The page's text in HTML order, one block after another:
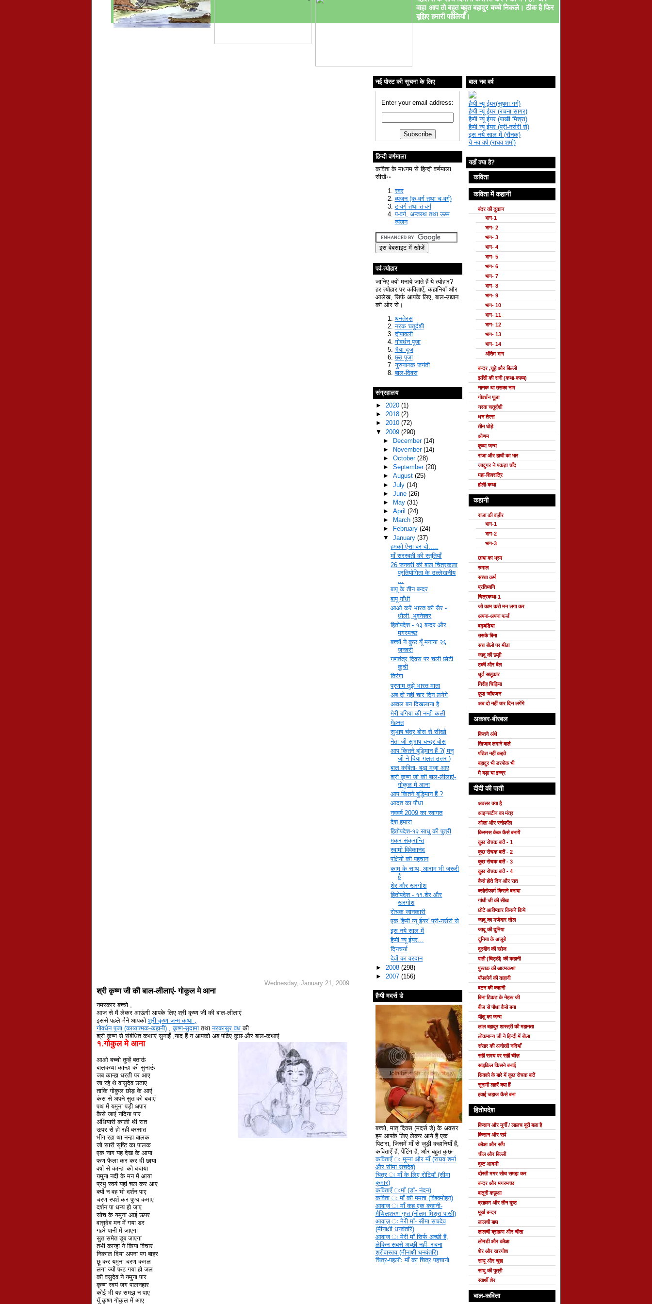
वाह! आप तो बहुत बहुत बहादुर बच्चे निकले। ठीक है फिर
बूझिए हमारी पहेलियाँ।
Wednesday, January 21, 2009
श्री कृष्ण जी की बाल-लीलाएं- गोकुल मे आना
नमस्कार बच्चो ,
आज से मै लेकर आऊंगी आपके लिए श्री कृष्ण जी की बाल-लीलाएं
इससे पहले मैने आपकोश्री-कृष्ण जन्म-कथा ,
गोवर्धन पूजा (काव्यात्मक-कहानी),कृष्ण-सुदामातथानरकासुर वधकी
श्री कृष्ण से संबंधित कथाएं सुनाईं ,याद हैं न आपको अब पढिए कुछ और बाल-कथाएं
१.गोकुल मे आना
आओ बच्चो तुम्हें बताऊं
बालकथा कान्हा की सुनाऊं
जब कान्हा धरती पर आए
जा रहे थे वासुदेव उठाए
ताकि गोकुल छोड़ के आएं
कंस से अपने सुत को बचाएं
पथ में यमुना पड़ी अपार
कैसे जाएं नदिया पार
अंधियारी काली थी रात
ऊपर से हो रही बरसात
भीग रहा था नन्हा बालक
जो सारी सृष्टि का पालक
एक नाग यह देख के आया
फण फैला कर कर दी छाया
वर्षा से कान्हा को बचाया
यमुना नदी के मन में आया
प्रभु स्वयं यहां चल कर आए
क्यों न वह भी दर्शन पाए
चरण स्पर्श कर पुण्य कमाए
दर्शन पा धन्य हो जाए
सोच के यमुना आई ऊपर
वासुदेव मन में गया डर
गहरे पानी में जाएगा
सुत समेत डूब जाएगा
तभी कान्हा ने किया विचार
निकाल दिया अपना पग बाहर
छू कर यमुना चरण कमल
लगा ज्यों फट गया हो जल
की वसुदेव ने यमुना पार
कृष्ण स्वयं जग पालनहार
कोई भी यह समझ न पाए
यूँ कृष्ण गोकुल में आए
नई पोस्ट की सूचना के लिए
Enter your email address:
हिन्दी वर्णमाला
कविता के माध्यम से हिन्दी वर्णमाला
सीखें॰॰
स्वर
व्यंजन (क-वर्ग तथा च-वर्ग)
ट-वर्ग तथा त-वर्ग
प-वर्ग, अन्तस्थ तथा ऊष्म
व्यंजन
पर्व-त्योहार
जानिए क्यों मनाये जाते हैं ये त्योहार?
हर त्योहार पर कविताएँ, कहानियाँ और
आलेख, सिर्फ आपके लिए, बाल-उद्यान
की ओर से।
धनतेरस
नरक चतुर्दशी
दीपावली
गोवर्धन पूजा
भैया दूज
छठ पूजा
गुरुनानक जयंती
बाल-दिवस
संग्रहालय
► 2020 (1)
► 2018 (2)
► 2010 (72)
▼ 2009 (290)
►
December (14)
►
November (14)
► October (28)
► September (20)
► August (25)
► July (14)
► June (26)
►
May (31)
► April (24)
►
March (33)
►
February (24)
▼ January (37)
हमको ऐसा वर दो.....
माँ सरस्वती की स्तुतियाँ
26 जनवरी की बाल चित्रकला
प्रतियोगिता के उल्लेखनीय
...
बापू के तीन बन्दर
बापू गाँधी
आओ करें भारत की सैर -
धौली, भुवनेश्‍वर
हितोपदेश - १३ बन्दर और
मगरमच्छ
बच्चों ने कुछ यूँ मनाया २६
जनवरी
गणतंत्र दिवस पर चली छोटी
कूची
तिरंगा
प्रणाम तुझे भारत माता
अब दो नही चार दिन लगेगे
अव्‍वल बन दिखलाना है
मेरी बगिया की नन्ही कली
मेहनत
सुभाष चंद्र बोस से सीखो
नेता जी सुभाष चन्द्र बोस
आप कितने बुद्धिमान हैं ?( मनु
जी ने दिया ग़लत उत्तर )
बाल कविता- बड़ा मज़ा आए
श्री कृष्ण जी की बाल-लीलाएं-
गोकुल मे आना
आप कितने बुद्धिमान हैं ?
आदत का पौधा
नववर्ष 2009 का स्वागत
देश हमारा
हितोपदेश-१२ साधु की पुत्री
मकर संक्रान्ति
स्वामी विवेकानंद
पक्षियों की पहचान
काम के साथ, आराम भी जरूरी
है
शेर और खरगोश
हितोपदेश - ११.शेर और
खरगोश
रोचक जानकारी
एक 'हैप्पी न्यू ईयर' प्री-नर्सरी से
इस नये साल में
हैप्पी न्यू ईयर...
दिनचर्या
देवों का वरदान
► 2008 (298)
► 2007 (156)
हैप्पी मदर्स डे
बच्चो, मातृ दिवस (मदर्स डे) के अवसर
हम आपके लिए लेकर आये हैं एक
पिटारा, जिसमें माँ से जुड़ी कहानियाँ हैं,
कविताएँ हैं, पेंटिंग हैं, और बहुत कुछ-
कविताएँ ‍ः मुन्ना और माँ (राघव शर्मा
और सीमा सचदेव)
चित्र ‍ः माँ के लिए रोटियाँ (सीमा
कुमार)
कविताएँ ‍ःमाँ (डॉ॰ नंदन)
कविता ‍ः माँ की ममता (विश्वमोहन)
आवाज़ ‍ः माँ कह एक कहानी-
मैथिलशरण गुप्त (नीलम मिश्रा-पाखी)
आवाज़ ‍ः मेरी माँ- सीमा सचदेव
(मीनाक्षी धनवंतरि)
आवाज़ ‍ः मेरी माँ सिर्फ अच्छी हैं,
लेकिन सबसे अच्छी नहीं- रचना
श्रीवास्तव (मीनाक्षी धनवंतरि)
चित्र-पहलीः माँ का चित्र पहचानो
बाल नव वर्ष
हैप्पी न्यू ईयर(सुषमा गर्ग)
हैप्पी न्यू ईयर (रचना सागर)
हैप्पी न्यू ईयर (पाखी मिश्रा)
हैप्पी न्यू ईयर (प्री-नर्सरी से)
इस नये साल में (रौनक)
ये नव वर्ष (राघव शर्मा)
यहाँ क्या है?
कविता
कविता में कहानी
बंदर की दुकान
भाग-1
भाग- 2
भाग- 3
भाग- 4
भाग- 5
भाग- 6
भाग- 7
भाग- 8
भाग- 9
भाग- 10
भाग- 11
भाग- 12
भाग- 13
भाग- 14
अंतिम भाग
बन्दर ,चूहे और बिल्ली
झाँसी की रानी (कथा-काव्य)
नानक था उसका नाम
गोवर्धन पूजा
नरक चतुर्दशी
धन तेरस
तीन घोड़े
ओणम
कृष्ण जन्म
राजा और हाथी का भार
जादुगर ने पकड़ा चाँद
महा-शिवरात्रि
होली-कथा
कहानी
राजा की वज़ीर
भाग-1
भाग-2
भाग-3
छाया का भ्रम
रुमाल
सच्चा कर्म
प्रतिध्वनि
चित्रकथा-1
जो काम करो मन लगा कर
अपना-अपना फर्ज
बड़बडिया
उसके बिना
सच बोलो पर मीठा
जादू की छड़ी
टर्की और बैल
धूर्त साहूकार
निरीह चिड़िया
फ़ूड प्वॉयजन
अब दो नहीं चार दिन लगेंगे
अकबर-बीरबल
कितने अंधे
खिजाब लगाने वाले
पंडित नहीं कहते
बहादुर भी डरपोक भी
मै बड़ा या इन्द्र
दीदी की पाती
अवसर क्या है
आइन्सटीन का मंत्र
ओला और स्नोफॉल
किस्मस केक कैसे बनायें
कुछ रोचक बातें - 1
कुछ रोचक बातें - 2
कुछ रोचक बातें - 3
कुछ रोचक बातें - 4
कैसे होते दिन और रात
क्लोरोफार्म किसने बनाया
गांधी जी की सीख
छोटे आविष्कार किसने किये
जादू का मजेदार खेल
जादू की दुनिया
दुनिया के अजूबे
दूरबीन की खोज
पाती (चिट्ठी) की कहानी
पुस्तक की आत्मकथा
पॉपकोर्न की कहानी
बटन की कहानी
बिना टिकट के नेहरू जी
बीज से पौधा कैसे बना
यीशु का जन्म
लाल बहादुर शास्त्री की महानता
लोकमान्य जी ने हिन्दी में बोला
संसार की अनोखी नदियाँ
सही समय पर सही चीज़
साइकिल किसने बनाई
सिक्को के बारे में कुछ रोचक बातें
सुनामी लहरें क्या हैं
हवाई जहाज कैसे बना
हितोपदेश
किसान और मुर्गी / लालच बुरी बला है
किसान और सर्प
कौआ और साँप
चील और बिल्ली
दुष्ट आदमी
दोस्ती मगर सोच समझ कर
बन्दर और मगरमच्छ
बातूनी कछुआ
ब्राह्मण और तीन दुष्ट
मूर्ख बन्दर
लालची बाघ
लालची ब्राह्मण और चीता
लोमडी और कौआ
शेर और खरगोश
साधु और चूहा
साधु की पुत्री
स्वार्थी शेर
बाल-कविता